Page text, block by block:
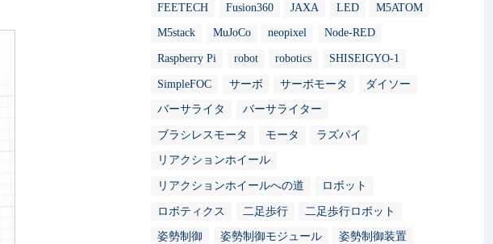
FEETECH Fusion360 JAXA LED M5ATOM
M5stack MuJoCo neopixel Node-RED
Raspberry Pi robot robotics SHISEIGYO-1
SimpleFOC サーボ サーボモータ ダイソー
バーサライタ バーサライター
ブラシレスモータ モータ ラズパイ
リアクションホイール
リアクションホイールへの道 ロボット
ロボティクス 二足歩行 二足歩行ロボット
姿勢制御 姿勢制御モジュール 姿勢制御装置